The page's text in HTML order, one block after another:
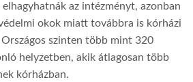
az intézményt, azonban
okok miatt továbbra is kórházi
szinten több mint 320
helyzetben, akik átlagosan több
kórházban.